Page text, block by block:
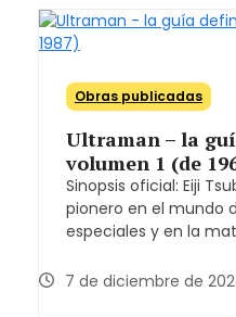
Obras publicadas
Ultraman – la
volumen 1 (de
Sinopsis oficial: Eiji
pionero en el mundo
especiales y en la
7 de diciembre de